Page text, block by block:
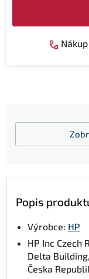
Popis
Výrobce: HP
HP Inc Czech
Delta
Česka